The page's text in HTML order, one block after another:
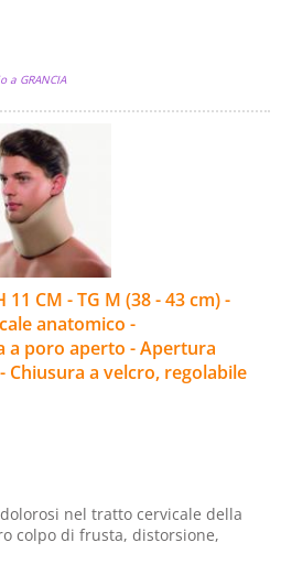
GRANCIA
11 CM - TG M (38 - 43 cm) -
anatomico -
a poro aperto - Apertura
Chiusura a velcro, regolabile
dolorosi nel tratto cervicale della
colpo di frusta, distorsione,